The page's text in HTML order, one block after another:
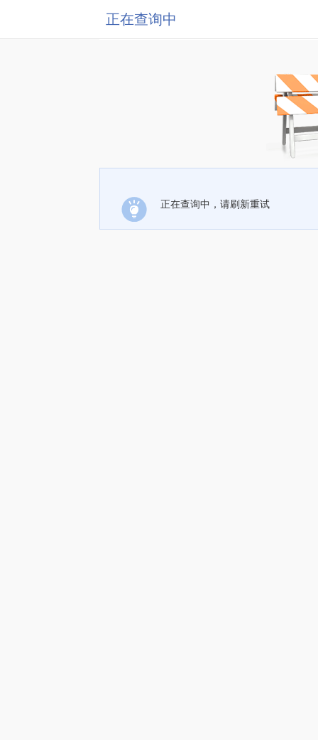
正在查询中
正在查询中，请刷新重试